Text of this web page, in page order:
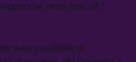
che devo fare, oh.”
sulla possibilità di